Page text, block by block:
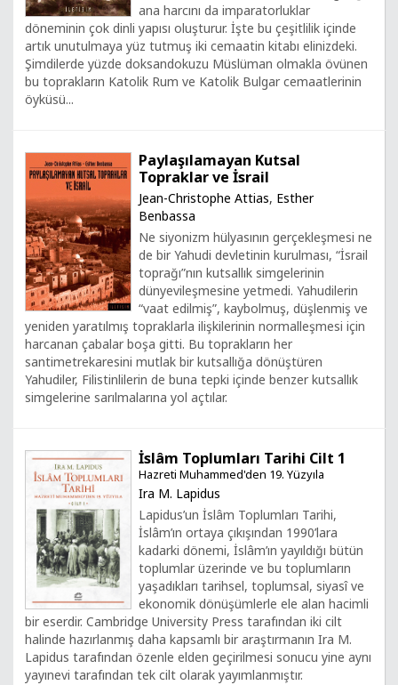
ana harcını da imparatorluklar
döneminin çok dinli yapısı oluşturur. İşte bu çeşitlilik içinde
artık unutulmaya yüz tutmuş iki cemaatin kitabı elinizdeki.
Şimdilerde yüzde doksandokuzu Müslüman olmakla övünen
bu toprakların Katolik Rum ve Katolik Bulgar cemaatlerinin
öyküsü...
Paylaşılamayan Kutsal
Topraklar ve İsrail
Jean-Christophe Attias, Esther
Benbassa
Ne siyonizm hülyasının gerçekleşmesi ne
de bir Yahudi devletinin kurulması, “İsrail
toprağı”nın kutsallık simgelerinin
dünyevileşmesine yetmedi. Yahudilerin
“vaat edilmiş”, kaybolmuş, düşlenmiş ve
yeniden yaratılmış topraklarla ilişkilerinin normalleşmesi için
harcanan çabalar boşa gitti. Bu toprakların her
santimetrekaresini mutlak bir kutsallığa dönüştüren
Yahudiler, Filistinlilerin de buna tepki içinde benzer kutsallık
simgelerine sarılmalarına yol açtılar.
İslâm Toplumları Tarihi Cilt 1
Hazreti Muhammed'den 19. Yüzyıla
Ira M. Lapidus
Lapidus’un İslâm Toplumları Tarihi,
İslâm’ın ortaya çıkışından 1990’lara
kadarki dönemi, İslâm’ın yayıldığı bütün
toplumlar üzerinde ve bu toplumların
yaşadıkları tarihsel, toplumsal, siyasî ve
ekonomik dönüşümlerle ele alan hacimli
bir eserdir. Cambridge University Press tarafından iki cilt
halinde hazırlanmış daha kapsamlı bir araştırmanın Ira M.
Lapidus tarafından özenle elden geçirilmesi sonucu yine aynı
yayınevi tarafından tek cilt olarak yayımlanmıştır.